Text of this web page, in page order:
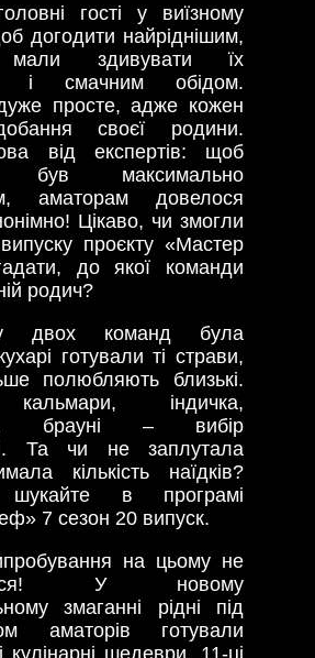
гості у виїзному
догодити найріднішим,
мали здивувати їх
і смачним обідом.
просте, адже кожен
своєї родини.
від експертів: щоб
був максимально
аматорам довелося
Цікаво, чи змогли
проєкту «Мастер
до якої команди
родич?
двох команд була
готували ті страви,
полюбляють близькі.
індичка,
брауні – вибір
Та чи не заплутала
кількість наїдків?
шукайте в програмі
7 сезон 20 випуск.
на цьому не
У новому
змаганні рідні під
аматорів готували
кулінарні шедеври. 11-ці